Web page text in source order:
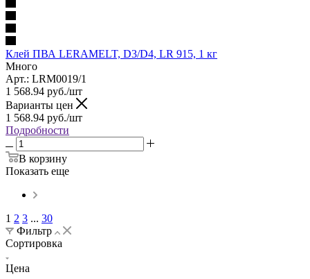
Клей ПВА LERAMELT, D3/D4, LR 915, 1 кг
Много
Арт.: LRM0019/1
1 568.94 руб./шт
Варианты цен
1 568.94 руб./шт
Подробности
В корзину
Показать еще
1 2 3 ... 30
Фильтр
Сортировка
Цена